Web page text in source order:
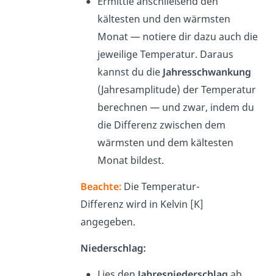
kältesten und den wärmsten
Monat — notiere dir dazu auch die
jeweilige Temperatur. Daraus
kannst du die Jahresschwankung
(Jahresamplitude) der Temperatur
berechnen — und zwar, indem du
die Differenz zwischen dem
wärmsten und dem kältesten
Monat bildest.
Beachte: Die Temperatur-
Differenz wird in Kelvin [K]
angegeben.
Niederschlag: